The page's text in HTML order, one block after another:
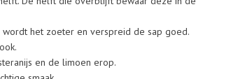
het zoeter en verspreid de sap goed.
en de limoen erop.